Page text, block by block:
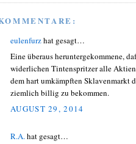
eulenfurzhat gesagt…
Eine überaus heruntergekommene,
widerlichen Tintenspritzer alle
dem hart umkämpften Sklavenmarkt
ziemlich billig zu bekommen.
AUGUST 29, 2014
R.A.hat gesagt…